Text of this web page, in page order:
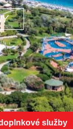
služby